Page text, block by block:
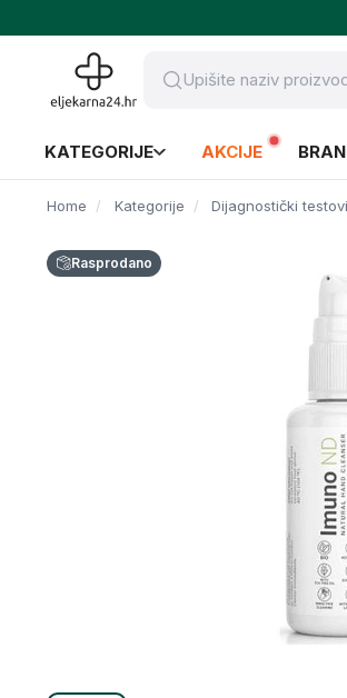
KATEGORIJE AKCIJE
Home Kategorije Dijagnostički
Rasprodano